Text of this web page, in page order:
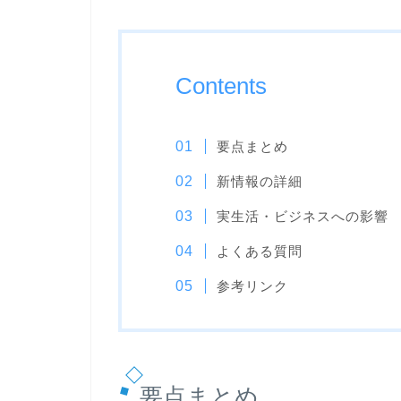
Contents
要点まとめ
新情報の詳細
実生活・ビジネスへの影響
よくある質問
参考リンク